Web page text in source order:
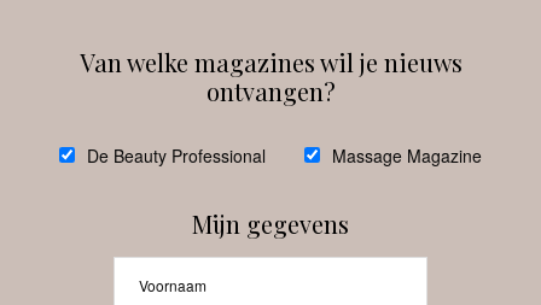
debeautyprofessional
Van welke magazines wil je nieuws
ontvangen?
De Beauty Professional Massage Magazine
Mijn gegevens